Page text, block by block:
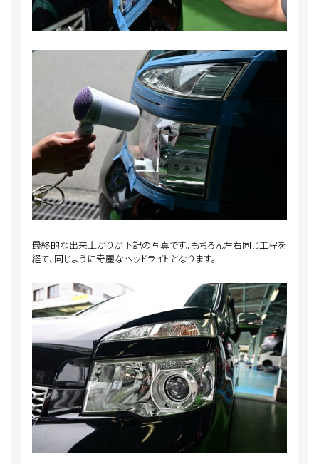
最終的な出来上がりが下記の写真です。もちろん左右同じ工程を
経て、同じように奇麗なヘッドライトとなります。